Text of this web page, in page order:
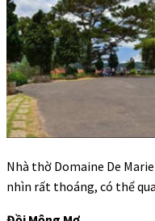
Nhà thờ Domaine De
nhìn rất thoáng, có thể